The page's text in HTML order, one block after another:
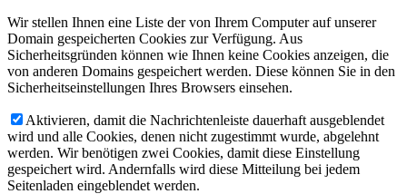
Wir stellen Ihnen eine Liste der von Ihrem Computer auf unserer
Domain gespeicherten Cookies zur Verfügung. Aus
Sicherheitsgründen können wie Ihnen keine Cookies anzeigen, die
von anderen Domains gespeichert werden. Diese können Sie in den
Sicherheitseinstellungen Ihres Browsers einsehen.
Aktivieren, damit die Nachrichtenleiste dauerhaft ausgeblendet
wird und alle Cookies, denen nicht zugestimmt wurde, abgelehnt
werden. Wir benötigen zwei Cookies, damit diese Einstellung
gespeichert wird. Andernfalls wird diese Mitteilung bei jedem
Seitenladen eingeblendet werden.